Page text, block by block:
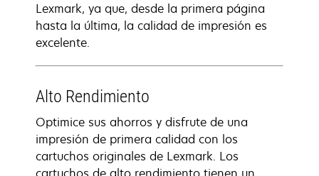
Lexmark, ya que, desde la primera página
hasta la última, la calidad de impresión es
excelente.
Alto Rendimiento
Optimice sus ahorros y disfrute de una
impresión de primera calidad con los
cartuchos originales de Lexmark. Los